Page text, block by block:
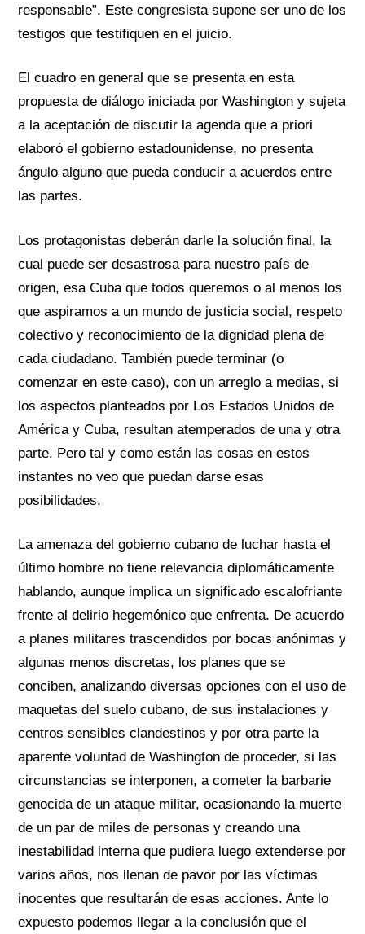
responsable”. Este congresista supone ser uno de los
testigos que testifiquen en el juicio.
El cuadro en general que se presenta en esta
propuesta de diálogo iniciada por Washington y sujeta
a la aceptación de discutir la agenda que a priori
elaboró el gobierno estadounidense, no presenta
ángulo alguno que pueda conducir a acuerdos entre
las partes.
Los protagonistas deberán darle la solución final, la
cual puede ser desastrosa para nuestro país de
origen, esa Cuba que todos queremos o al menos los
que aspiramos a un mundo de justicia social, respeto
colectivo y reconocimiento de la dignidad plena de
cada ciudadano. También puede terminar (o
comenzar en este caso), con un arreglo a medias, si
los aspectos planteados por Los Estados Unidos de
América y Cuba, resultan atemperados de una y otra
parte. Pero tal y como están las cosas en estos
instantes no veo que puedan darse esas
posibilidades.
La amenaza del gobierno cubano de luchar hasta el
último hombre no tiene relevancia diplomáticamente
hablando, aunque implica un significado escalofriante
frente al delirio hegemónico que enfrenta. De acuerdo
a planes militares trascendidos por bocas anónimas y
algunas menos discretas, los planes que se
conciben, analizando diversas opciones con el uso de
maquetas del suelo cubano, de sus instalaciones y
centros sensibles clandestinos y por otra parte la
aparente voluntad de Washington de proceder, si las
circunstancias se interponen, a cometer la barbarie
genocida de un ataque militar, ocasionando la muerte
de un par de miles de personas y creando una
inestabilidad interna que pudiera luego extenderse por
varios años, nos llenan de pavor por las víctimas
inocentes que resultarán de esas acciones. Ante lo
expuesto podemos llegar a la conclusión que el